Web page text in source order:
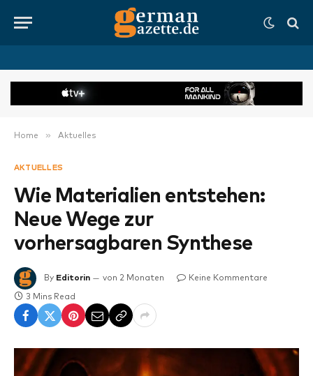
Home » Aktuelles
AKTUELLES
Wie Materialien entstehen:
Neue Wege zur
vorhersagbaren Synthese
By Editorin von 2 Monaten Keine Kommentare
3 Mins Read